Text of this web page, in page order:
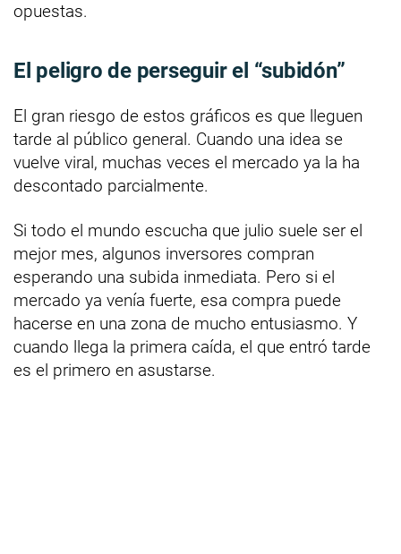
opuestas.
El peligro de perseguir el “subidón”
El gran riesgo de estos gráficos es que lleguen
tarde al público general. Cuando una idea se
vuelve viral, muchas veces el mercado ya la ha
descontado parcialmente.
Si todo el mundo escucha que julio suele ser el
mejor mes, algunos inversores compran
esperando una subida inmediata. Pero si el
mercado ya venía fuerte, esa compra puede
hacerse en una zona de mucho entusiasmo. Y
cuando llega la primera caída, el que entró tarde
es el primero en asustarse.